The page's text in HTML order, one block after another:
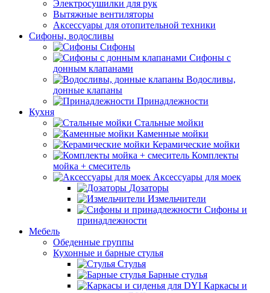
Электросушилки для рук
Вытяжные вентиляторы
Аксессуары для отопительной техники
Сифоны, водосливы
Сифоны
Сифоны с
донным клапанами
Водосливы,
донные клапаны
Принадлежности
Кухня
Стальные мойки
Каменные мойки
Керамические мойки
Комплекты
мойка + смеситель
Аксессуары для моек
Дозаторы
Измельчители
Сифоны и
принадлежности
Мебель
Обеденные группы
Кухонные и барные стулья
Стулья
Барные стулья
Каркасы и